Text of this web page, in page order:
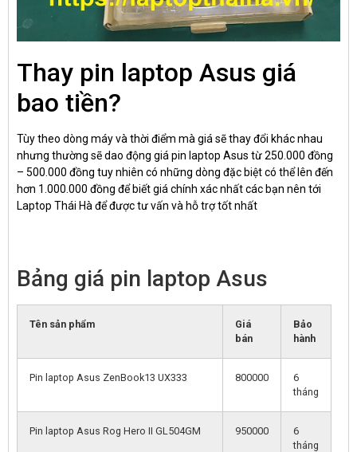
Thay pin laptop Asus giá
bao tiền?
Tùy theo dòng máy và thời điểm mà giá sẽ thay đổi khác nhau
nhưng thường sẽ dao động giá pin laptop Asus từ 250.000 đồng
– 500.000 đồng tuy nhiên có những dòng đặc biệt có thể lên đến
hơn 1.000.000 đồng để biết giá chính xác nhất các bạn nên tới
Laptop Thái Hà để được tư vấn và hỗ trợ tốt nhất
Bảng giá pin laptop Asus
Tên sản phẩm
Giá
bán
Bảo
hành
Pin laptop Asus ZenBook13 UX333 800000
6
tháng
Pin laptop Asus Rog Hero II GL504GM 950000
6
tháng